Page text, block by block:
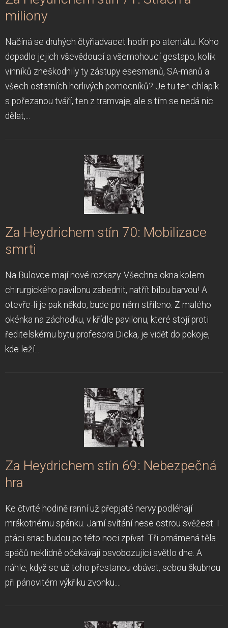
miliony
Načíná se druhých čtyřiadvacet hodin po atentátu. Koho
dopadlo jejich vševědoucí a všemohoucí gestapo, kolik
vinníků zneškodnily ty zástupy esesmanů, SA-manů a
všech ostatních horlivých pomocníků? Je tu ten chlapík
s pořezanou tváří, ten z tramvaje, ale s tím se nedá nic
dělat,...
Za Heydrichem stín 70: Mobilizace
smrti
Na Bulovce mají nové rozkazy. Všechna okna kolem
chirurgického pavilonu zabednit, natřít bílou barvou! A
otevře-li je pak někdo, bude po něm stříleno. Z malého
okénka na záchodku, v křídle pavilonu, které stojí proti
ředitelskému bytu profesora Dicka, je vidět do pokoje,
kde leží...
Za Heydrichem stín 69: Nebezpečná
hra
Ke čtvrté hodině ranní už přepjaté nervy podléhají
mrákotnému spánku. Jarní svítání nese ostrou svěžest. I
ptáci snad budou po této noci zpívat. Tři omámená těla
spáčů neklidně očekávají osvobozující světlo dne. A
náhle, když se už toho přestanou obávat, sebou škubnou
při pánovitém výkřiku zvonku....